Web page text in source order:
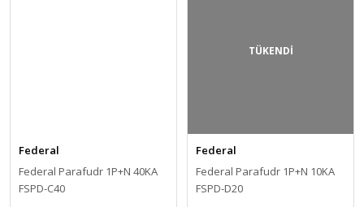
Federal
Federal Parafudr 1P+N 40KA
FSPD-C40
TÜKENDİ
Federal
Federal Parafudr 1P+N 10KA
FSPD-D20